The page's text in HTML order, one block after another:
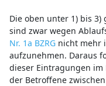
Die oben unter 1) bis
sind zwar wegen
Nr. 1a BZRGnicht mehr
aufzunehmen. Daraus
dieser Eintragungen im
der Betroffene